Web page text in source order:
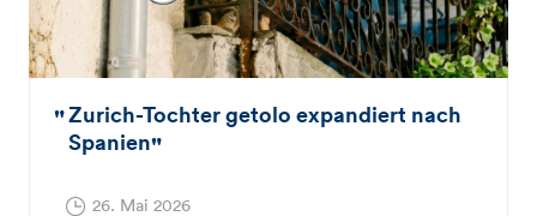
Zurich-Tochter getolo expandiert nach
Spanien
26. Mai 2026